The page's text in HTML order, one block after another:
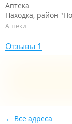
Аптека
Находка, район
Аптеки
Отзывы 1
Все адреса